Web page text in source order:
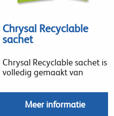
Chrysal Recyclable
sachet
Chrysal Recyclable sachet is
volledig gemaakt van
Meer informatie